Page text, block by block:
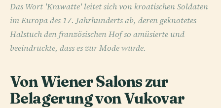
Das Wort 'Krawatte' leitet sich von kroatischen Soldaten
im Europa des 17. Jahrhunderts ab, deren geknotetes
Halstuch den französischen Hof so amüsierte und
beeindruckte, dass es zur Mode wurde.
Von Wiener Salons zur
Belagerung von Vukovar